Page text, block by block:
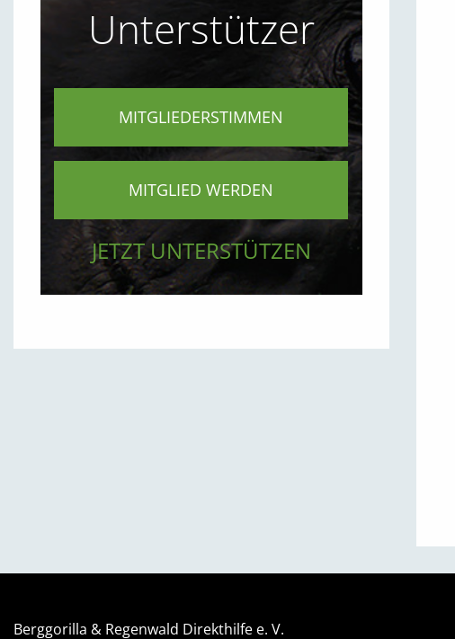
Unterstützer
MITGLIEDERSTIMMEN
MITGLIED WERDEN
JETZT UNTERSTÜTZEN
Berggorilla & Regenwald Direkthilfe e. V.